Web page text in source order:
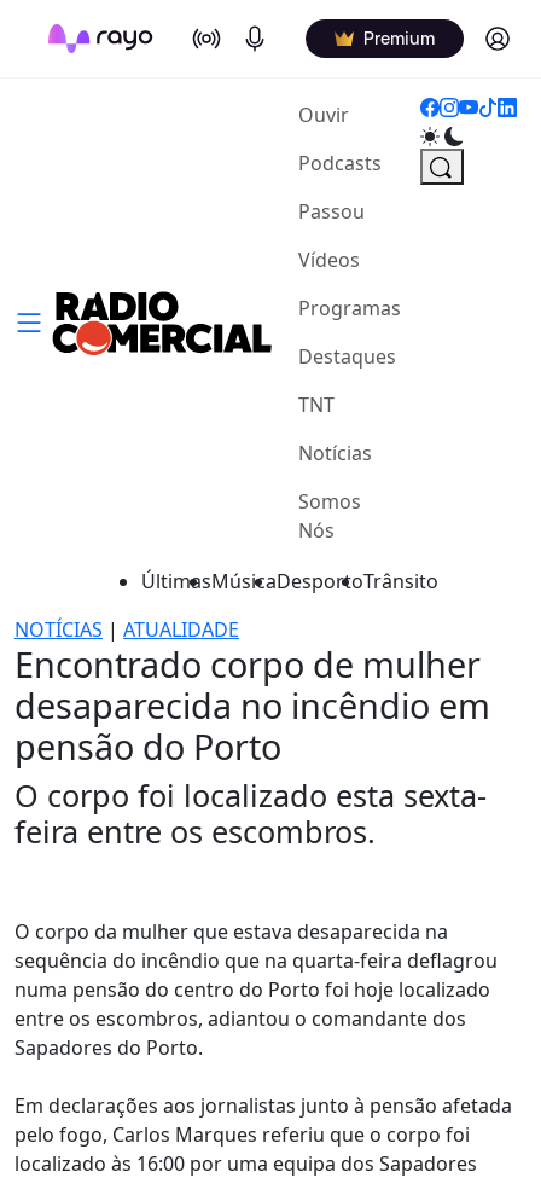
On Air Podcasts Premium Log in
Ouvir(current)
Podcasts
Passou
Vídeos
Programas
Destaques
TNT
Notícias
Somos
Nós
ÚltimasMúsicaDesportoTrânsito
NOTÍCIAS | ATUALIDADE
Encontrado corpo de mulher
desaparecida no incêndio em
pensão do Porto
O corpo foi localizado esta sexta-
feira entre os escombros.
O corpo da mulher que estava desaparecida na
sequência do incêndio que na quarta-feira deflagrou
numa pensão do centro do Porto foi hoje localizado
entre os escombros, adiantou o comandante dos
Sapadores do Porto.
Em declarações aos jornalistas junto à pensão afetada
pelo fogo, Carlos Marques referiu que o corpo foi
localizado às 16:00 por uma equipa dos Sapadores